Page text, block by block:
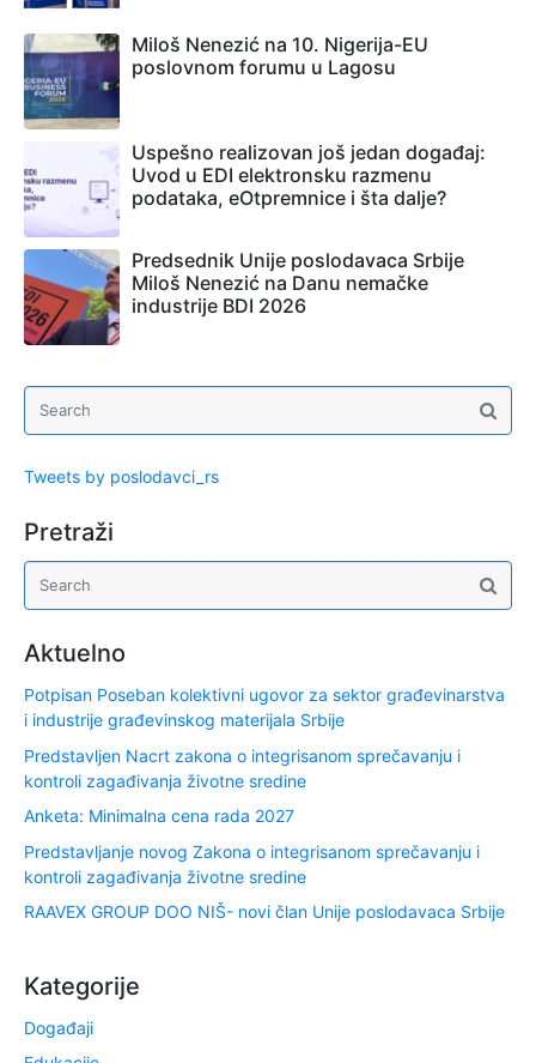
Miloš Nenezić na 10. Nigerija-EU
poslovnom forumu u Lagosu
Uspešno realizovan još jedan događaj:
Uvod u EDI elektronsku razmenu
podataka, eOtpremnice i šta dalje?
Predsednik Unije poslodavaca Srbije
Miloš Nenezić na Danu nemačke
industrije BDI 2026
Tweets by poslodavci_rs
Pretraži
Aktuelno
Potpisan Poseban kolektivni ugovor za sektor građevinarstva
i industrije građevinskog materijala Srbije
Predstavljen Nacrt zakona o integrisanom sprečavanju i
kontroli zagađivanja životne sredine
Anketa: Minimalna cena rada 2027
Predstavljanje novog Zakona o integrisanom sprečavanju i
kontroli zagađivanja životne sredine
RAAVEX GROUP DOO NIŠ- novi član Unije poslodavaca Srbije
Kategorije
Događaji